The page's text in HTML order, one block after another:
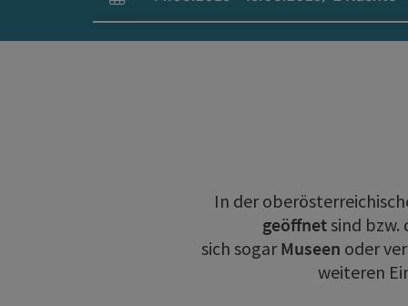
An- und Abreisefelder
In der
geöffnetsind bzw.
sich sogarMuseen oder
weiteren